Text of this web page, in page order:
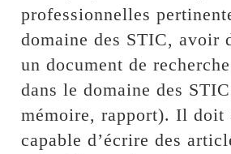
professionnelles
domaine des STIC, avoir
un document de
dans le domaine des
mémoire, rapport). Il doit
capable d’écrire des